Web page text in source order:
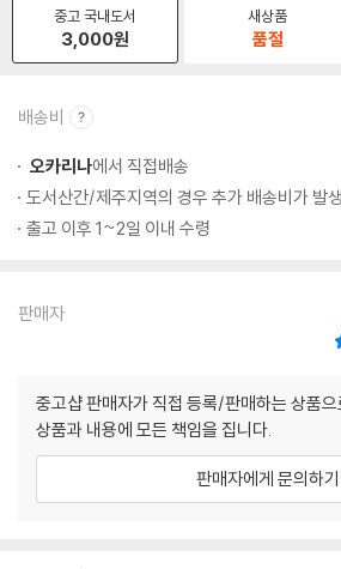
중고 국내도서
3,000원
새상품
품절
배송비
오카리나에서 직접배송
도서산간/제주지역의 경우 추가 배송비가 발
출고 이후 1~2일 이내 수령
판매자
중고샵 판매자가 직접 등록/판매하는 상품
상품과 내용에 모든 책임을 집니다.
판매자에게 문의하기